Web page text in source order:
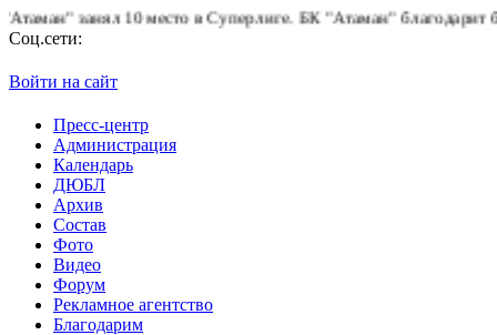
занял 10 место в Суперлиге.БК "Атаман" благодарит
Соц.сети:
Войти на сайт
Пресс-центр
Администрация
Календарь
ДЮБЛ
Архив
Состав
Фото
Видео
Форум
Рекламное агентство
Благодарим